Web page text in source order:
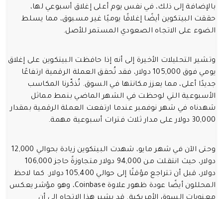
بالإضافة إلى ذلك، في نفس يوم أعلى إغلاق أسبوعي لها،
حققت البيتكوين أيضًا إغلاقًا يوميًا غير مسبوق، مما يسلط
الضوء على الاتجاه الصعودي المستمر للأصل.
وتشير التحليلات الأخيرة إلى أنه إذا حافظت البيتكوين على إغلاق
يومي فوق 105,000 دولار، فقد تُحقق العملة الرقمية ارتفاعًا
جديدًا أعلى، مما يعزز مكانتها في السوق. تُذكّرنا المكاسب
الأسبوعية التي لوحظت في الشهر الماضي بنمط مماثل
شهدناه في شهر نوفمبر عندما ارتفعت العملة الرقمية بمقدار
30,000 دولار على مدار ثلاث فترات أسبوعية مهمة.
وحتى الآن في شهر مايو، شهدت البيتكوين زيادة بحوالي 12,000
دولار، حيث انتقلت من 94,000 دولار متجاوزةً حاجز 106,000
دولار، قبل أن تتراجع مؤقتًا إلى حوالي 105,400 دولار. كما لاحظ
المحللون أيضًا عودة ظهور علاوة Coinbase، وهو مؤشر يعكس